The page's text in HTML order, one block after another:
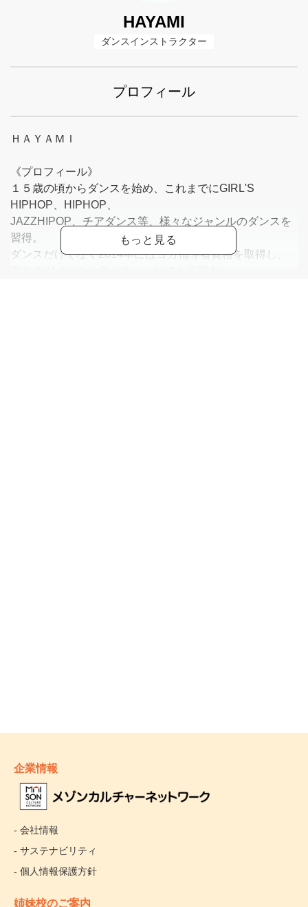
HAYAMI
ダンスインストラクター
プロフィール
ＨＡＹＡＭＩ
《プロフィール》
１５歳の頃からダンスを始め、これまでにGIRL'S
HIPHOP、HIPHOP、
JAZZHIPOP、チアダンス等、様々なジャンルのダンスを
習得。
ダンスだけでなく2014年にはヨガ指導者資格を取得し、
企業情報
- 会社情報
- サステナビリティ
- 個人情報保護方針
姉妹校のご案内